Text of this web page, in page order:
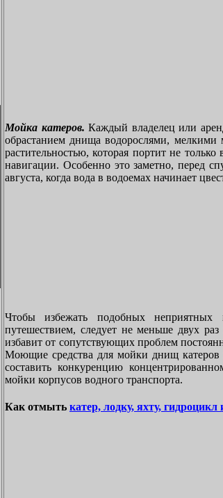
Мойка катеров. Каждый владелец или
обрастанием днища водорослями,
растительностью, которая портит не
навигации. Особенно это заметно, перед
августа, когда вода в водоемах начинает
Чтобы избежать подобных
путешествием, следует не меньше двух
избавит от сопутствующих проблем
Моющие средства для мойки днищ
составить конкуренцию
мойки корпусов водного транспорта.
Как отмыть катер, лодку, яхту,